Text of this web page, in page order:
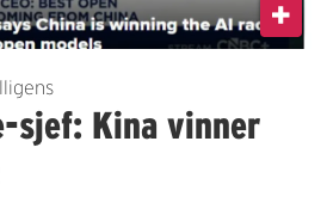
sjef: Kina vinner